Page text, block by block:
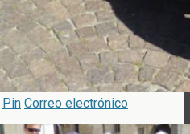
Pin Correo electrónico